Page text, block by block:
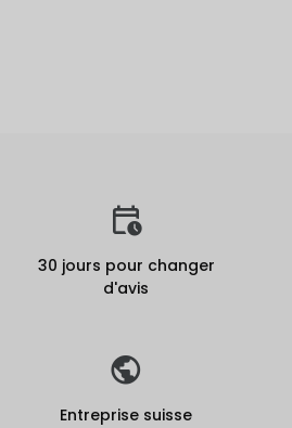
30 jours pour changer
d'avis
Entreprise suisse